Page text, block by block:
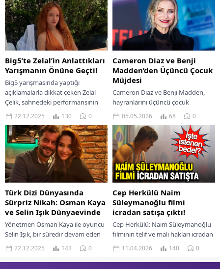
Big5’te Zelal’in Anlattıkları
Yarışmanın Önüne Geçti!
Big5 yarışmasında yaptığı
açıklamalarla dikkat çeken Zelal
Çelik, sahnedeki performansının
yanı sıra ailesiyle yaşadığı zorlu
süreci anlattığı sözlerle gündeme
geldi....
22.12.2025 130 0
Cameron Diaz ve Benji
Madden’den Üçüncü Çocuk
Müjdesi
Cameron Diaz ve Benji Madden,
hayranlarını üçüncü çocuk
haberleriyle şaşırtıyor. Ünlü çiftin
yeni mutluluğunu keşfedin.
05.05.2026 68 0
Türk Dizi Dünyasında
Sürpriz Nikah: Osman Kaya
ve Selin Işık Dünyaevinde
Yönetmen Osman Kaya ile oyuncu
Selin Işık, bir süredir devam eden
ilişkilerini evlilikle taçlandırdı. Çiftin
düğünden paylaştığı ilk kareler
kısa...
22.12.2025 143 0
Cep Herkülü Naim
Süleymanoğlu filmi
icradan satışa çıktı!
Cep Herkülü: Naim Süleymanoğlu
filminin telif ve mali hakları icradan
satışa çıkarıldı. Mustafa Uslu’nun
şirketine ait yapımın muhammen
bedeli 21...
11.04.2026 140 0